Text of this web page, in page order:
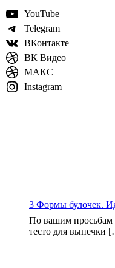
YouTube
Telegram
ВКонтакте
ВК Видео
МАКС
Instagram
3 Формы булочек.
По вашим просьбам
тесто для выпечки